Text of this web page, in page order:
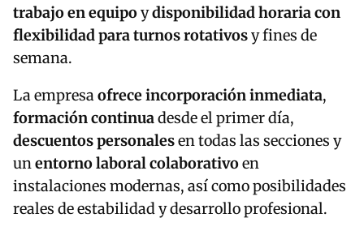
trabajo en equipoydisponibilidad horaria con
flexibilidad para turnos rotativosy fines de
semana.
La empresaofrece incorporación inmediata,
formación continuadesde el primer día,
descuentos personalesen todas las secciones y
unentorno laboral colaborativoen
instalaciones modernas, así como posibilidades
reales de estabilidad y desarrollo profesional.